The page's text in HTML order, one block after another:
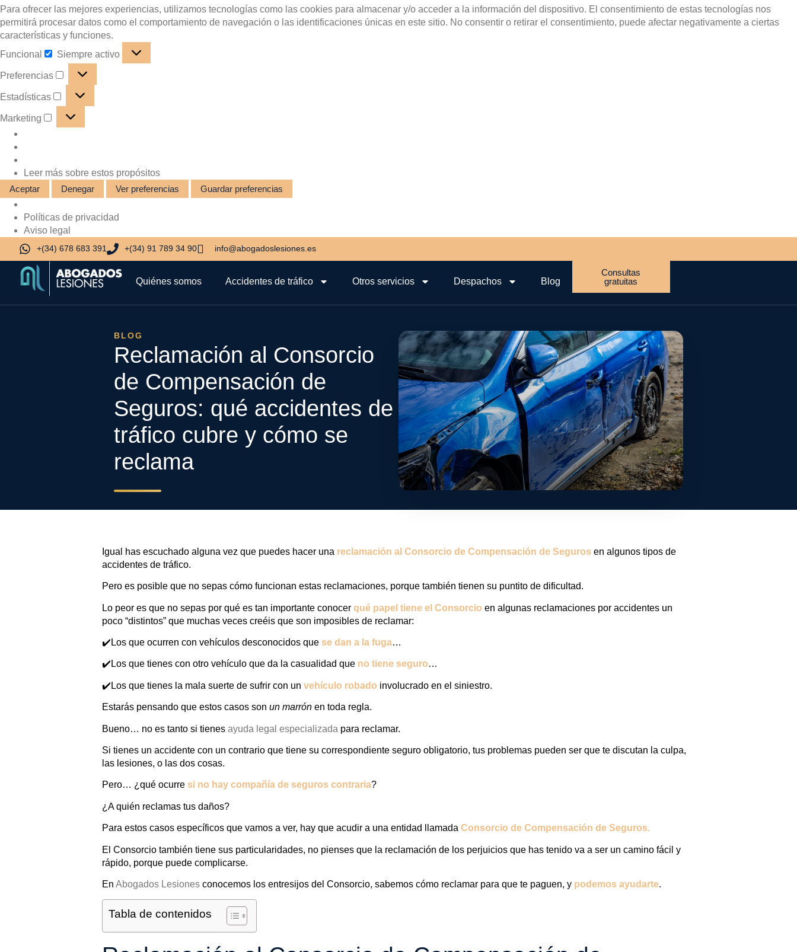
Para ofrecer las mejores experiencias, utilizamos tecnologías como las cookies para almacenar y/o acceder a la información del dispositivo. El consentimiento de estas tecnologías nos
permitirá procesar datos como el comportamiento de navegación o las identificaciones únicas en este sitio. No consentir o retirar el consentimiento, puede afectar negativamente a ciertas
características y funciones.
Funcional
Siempre activo
Preferencias
Estadísticas
Marketing
Leer más sobre estos propósitos
Aceptar
Denegar Ver preferencias Guardar preferencias
Políticas de privacidad
Aviso legal
+(34) 678 683 391 +(34) 91 789 34 90 info@abogadoslesiones.es
Quiénes somos Accidentes de tráfico Otros servicios Despachos Blog
Consultas
gratuitas
BLOG
Reclamación al Consorcio
de Compensación de
Seguros: qué accidentes de
tráfico cubre y cómo se
reclama
Igual has escuchado alguna vez que puedes hacer una reclamación al Consorcio de Compensación de Seguros en algunos tipos de
accidentes de tráfico.
Pero es posible que no sepas cómo funcionan estas reclamaciones, porque también tienen su puntito de dificultad.
Lo peor es que no sepas por qué es tan importante conocer qué papel tiene el Consorcio en algunas reclamaciones por accidentes un
poco “distintos” que muchas veces creéis que son imposibles de reclamar:
✔️Los que ocurren con vehículos desconocidos que se dan a la fuga…
✔️Los que tienes con otro vehículo que da la casualidad que no tiene seguro…
✔️Los que tienes la mala suerte de sufrir con un vehículo robado involucrado en el siniestro.
Estarás pensando que estos casos son un marrón en toda regla.
Bueno… no es tanto si tienes ayuda legal especializada para reclamar.
Si tienes un accidente con un contrario que tiene su correspondiente seguro obligatorio, tus problemas pueden ser que te discutan la culpa,
las lesiones, o las dos cosas.
Pero… ¿qué ocurre si no hay compañía de seguros contraria?
¿A quién reclamas tus daños?
Para estos casos específicos que vamos a ver, hay que acudir a una entidad llamada Consorcio de Compensación de Seguros.
El Consorcio también tiene sus particularidades, no pienses que la reclamación de los perjuicios que has tenido va a ser un camino fácil y
rápido, porque puede complicarse.
En Abogados Lesiones conocemos los entresijos del Consorcio, sabemos cómo reclamar para que te paguen, y podemos ayudarte.
Tabla de contenidos